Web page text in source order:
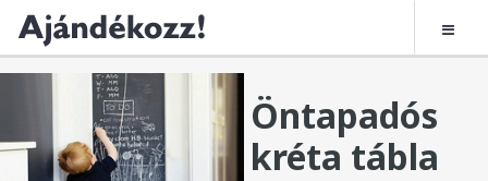
Öntapadós
kréta tábla